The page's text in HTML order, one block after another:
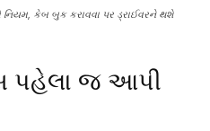
નિયમ, કેબ બુક કરાવવા પર ડ્રાઈવરને થશે
પહેલા જ આપી